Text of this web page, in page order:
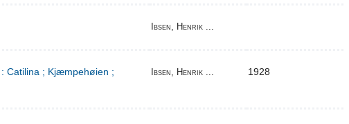
Ibsen, Henrik ...
Catilina ; Kjæmpehøien ;
Ibsen, Henrik ... 1928